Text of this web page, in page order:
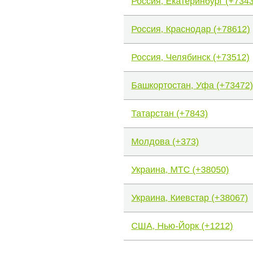
Россия, Краснодар (+78612)
Россия, Челябинск (+73512)
Башкортостан, Уфа (+73472)
Татарстан (+7843)
Молдова (+373)
Украина, МТС (+38050)
Украина, Киевстар (+38067)
США, Нью-Йорк (+1212)